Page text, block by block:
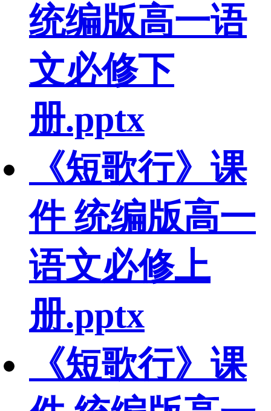
统编版高一语
文必修下
册.pptx
《短歌行》课
件 统编版高一
语文必修上
册.pptx
《短歌行》课